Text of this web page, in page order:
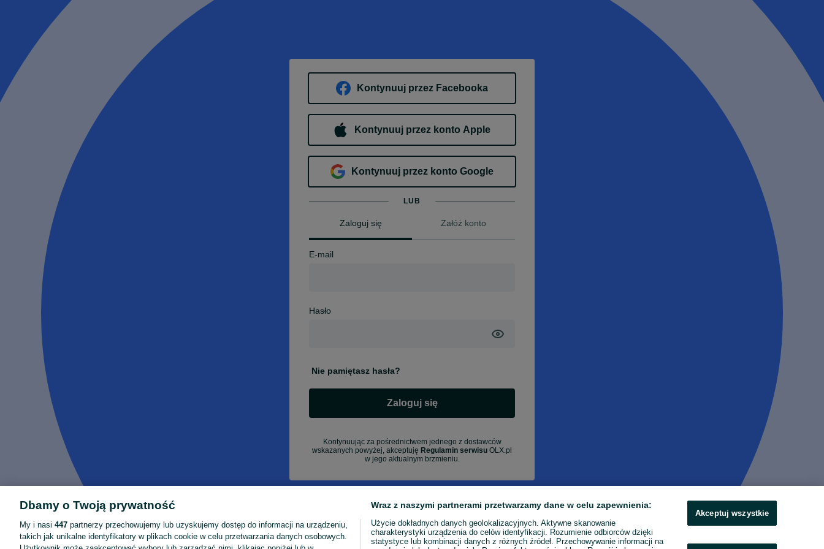
Kontynuuj przez Facebooka
Kontynuuj przez konto Apple
Kontynuuj przez konto Google
LUB
Zaloguj się Załóż konto
E-mail
Hasło
Nie pamiętasz hasła?
Zaloguj się
Kontynuując za pośrednictwem jednego z dostawców
wskazanych powyżej, akceptuję Regulamin serwisu OLX.pl
w jego aktualnym brzmieniu.
Dbamy o Twoją prywatność
My i nasi 447 partnerzy przechowujemy lub uzyskujemy dostęp do informacji na urządzeniu,
takich jak unikalne identyfikatory w plikach cookie w celu przetwarzania danych osobowych.
Wraz z naszymi partnerami przetwarzamy dane w celu zapewnienia:
Użycie dokładnych danych geolokalizacyjnych. Aktywne skanowanie
charakterystyki urządzenia do celów identyfikacji. Rozumienie odbiorców dzięki
statystyce lub kombinacji danych z różnych źródeł. Przechowywanie informacji na
Akceptuj wszystkie